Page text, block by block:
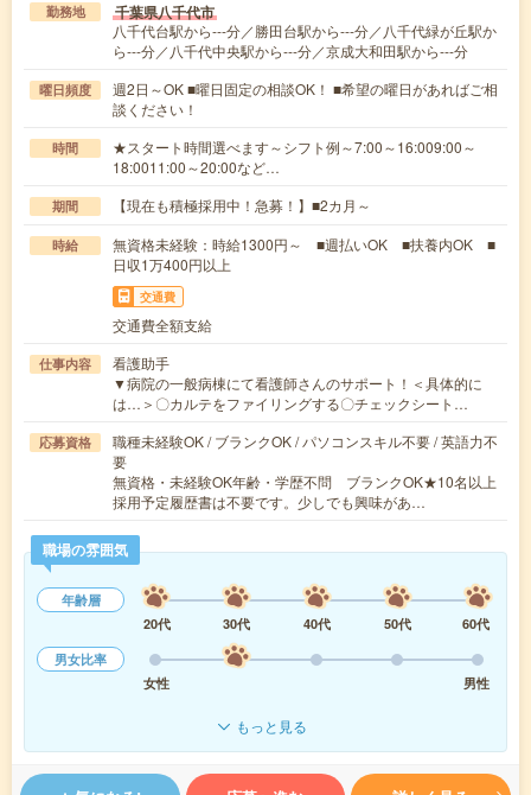
勤務地 千葉県八千代市
八千代台駅から---分／勝田台駅から---分／八千代緑が丘駅か
ら---分／八千代中央駅から---分／京成大和田駅から---分
曜日頻度
週2日～OK ■曜日固定の相談OK！ ■希望の曜日があればご相
談ください！
時間
★スタート時間選べます～シフト例～7:00～16:009:00～
18:0011:00～20:00など…
期間 【現在も積極採用中！急募！】■2カ月～
時給
無資格未経験：時給1300円～ ■週払いOK ■扶養内OK ■
日収1万400円以上
交通費
交通費全額支給
仕事内容
看護助手
▼病院の一般病棟にて看護師さんのサポート！＜具体的に
は…＞〇カルテをファイリングする〇チェックシート…
応募資格
職種未経験OK / ブランクOK / パソコンスキル不要 / 英語力不
要
無資格・未経験OK年齢・学歴不問 ブランクOK★10名以上
採用予定履歴書は不要です。少しでも興味があ…
職場の雰囲気
年齢層
20代
30代 40代 50代
60代
男女比率
女性
男性
もっと見る